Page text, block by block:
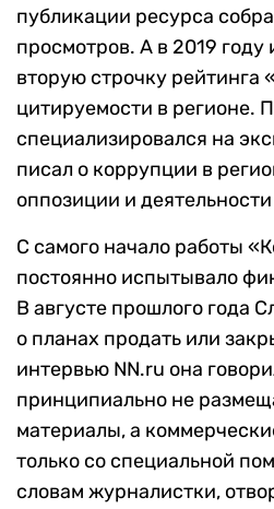
публикации ресурса
просмотров. А в 2019 году
вторую строчку рейтинга
цитируемости в регионе.
специализировался на
писал о коррупции в
оппозиции и
С самого начало работы
постоянно испытывало
В августе прошлого года
о планах продать или
интервью NN.ru она
принципиально не
материалы, а
только со специальной
словам журналистки,